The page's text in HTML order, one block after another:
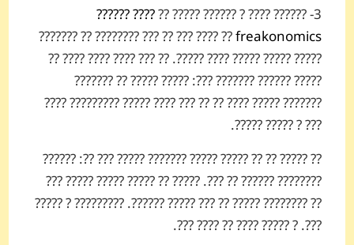
3- ?????? ???? ? ?????? ????? ??
???? ??????
freakonomics
?? ???? ??? ?? ??? ???????? ?? ???????
????? ????? ????? ???? ?????. ?? ??? ???? ???? ???? ??
????? ?????? ??????? ???: ????? ????? ?? ???????
??????? ????? ???? ?? ?? ??? ???? ????? ????????? ????
??? ? ????? ?????.
?? ????? ?? ?? ????? ????? ??????? ????? ??? ??: ??????
???????? ?????? ?? ???. ????? ?? ????? ????? ????? ???
?? ???????? ????? ?? ??? ????? ??????. ????????? ? ?????
???. ? ????? ???? ?? ???? ???.